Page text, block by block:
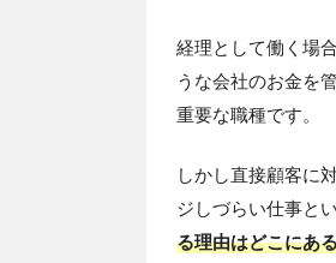
経理として働く場
うな会社のお金を
重要な職種です。
しかし直接顧客に
ジしづらい仕事と
る理由はどこにあ